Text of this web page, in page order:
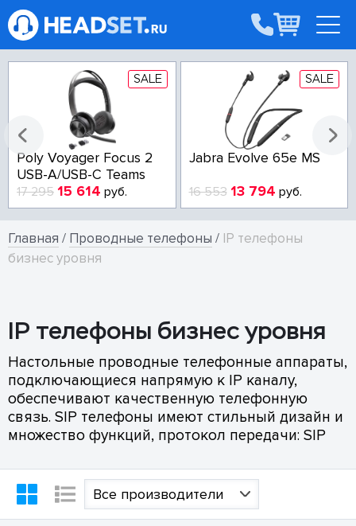
SALE
Poly Voyager Focus 2
USB-A/USB-C Teams
17 295 15 614 руб.
SALE
Jabra Evolve 65e MS
16 553 13 794 руб.
Главная / Проводные телефоны / IP телефоны
бизнес уровня
IP телефоны бизнес уровня
Настольные проводные телефонные аппараты,
подключающиеся напрямую к IP каналу,
обеспечивают качественную телефонную
связь. SIP телефоны имеют стильный дизайн и
множество функций, протокол передачи: SIP
Все производители